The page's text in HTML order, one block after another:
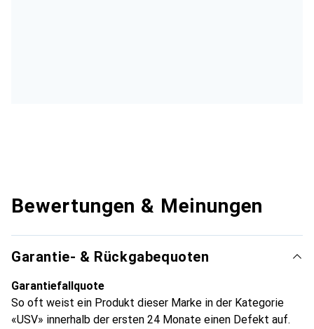
Bewertungen & Meinungen
Garantie- & Rückgabequoten
Garantiefallquote
So oft weist ein Produkt dieser Marke in der Kategorie
«USV» innerhalb der ersten 24 Monate einen Defekt auf.